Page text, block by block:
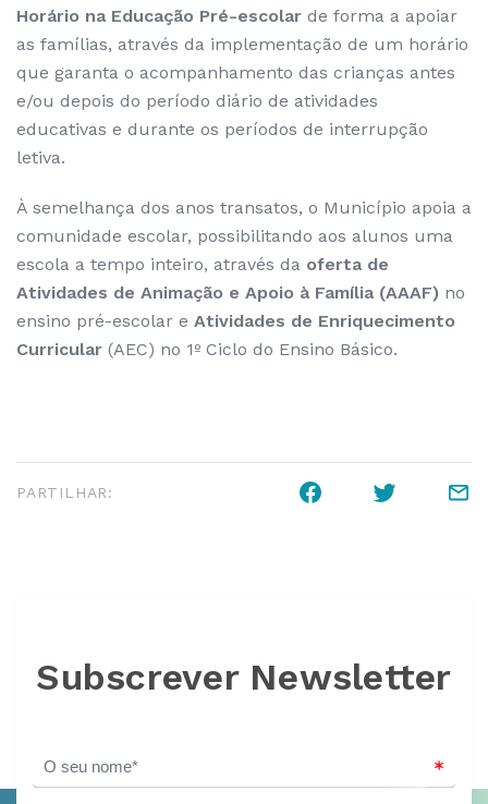
Horário na Educação Pré-escolar de forma a apoiar
as famílias, através da implementação de um horário
que garanta o acompanhamento das crianças antes
e/ou depois do período diário de atividades
educativas e durante os períodos de interrupção
letiva.
À semelhança dos anos transatos, o Município apoia a
comunidade escolar, possibilitando aos alunos uma
escola a tempo inteiro, através da oferta de
Atividades de Animação e Apoio à Família (AAAF) no
ensino pré-escolar e Atividades de Enriquecimento
Curricular (AEC) no 1º Ciclo do Ensino Básico.
PARTILHAR:
Subscrever Newsletter